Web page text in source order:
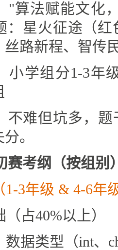
"算法赋能文化
：星火征途（
丝路新程、智传
小学组分1-3年
不难但坑多，
。
赛考纲（按组别
1-3年级 & 4-6年
占40%以上）
数据类型（int、